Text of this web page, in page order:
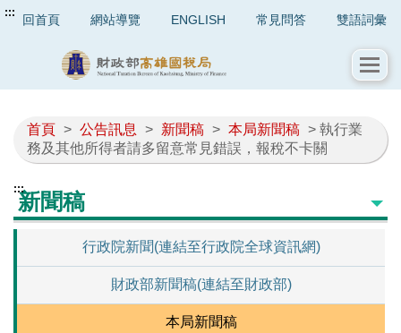
::: 回首頁 網站導覽 ENGLISH 常見問答 雙語詞彙
首頁 > 公告訊息 > 新聞稿 > 本局新聞稿 > 執行業
務及其他所得者請多留意常見錯誤，報稅不卡關
:::新聞稿
行政院新聞(連結至行政院全球資訊網)
財政部新聞稿(連結至財政部)
本局新聞稿